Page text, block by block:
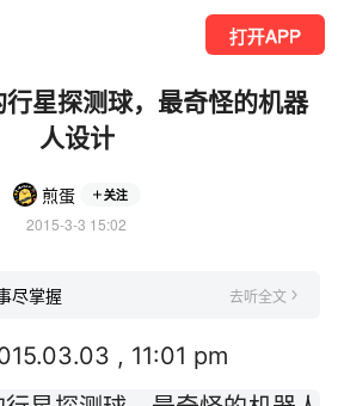
打开APP
星探测球，最奇怪的机器
人设计
煎蛋 关注
2015-3-3 15:02
尽掌握 去听全文
, 11:01 pm